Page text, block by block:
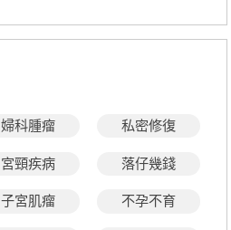
婦科腫瘤 私密修復
宮頸疾病 落仔幾錢
子宮肌瘤 不孕不育